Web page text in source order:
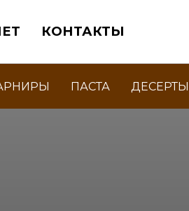
КОНТАКТЫ
ПАСТА ДЕСЕРТЫ